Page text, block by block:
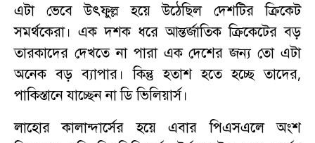
এটা ভেবে উৎফুল্ল হয়ে উঠেছিল দেশটির ক্রিকেট
সমর্থকেরা। এক দশক ধরে আন্তর্জাতিক ক্রিকেটের বড়
তারকাদের দেখতে না পারা এক দেশের জন্য তো এটা
অনেক বড় ব্যাপার। কিন্তু হতাশ হতে হচ্ছে তাদের,
পাকিস্তানে যাচ্ছেন না ডি ভিলিয়ার্স।
লাহোর কালান্দার্সের হয়ে এবার পিএসএলে অংশ